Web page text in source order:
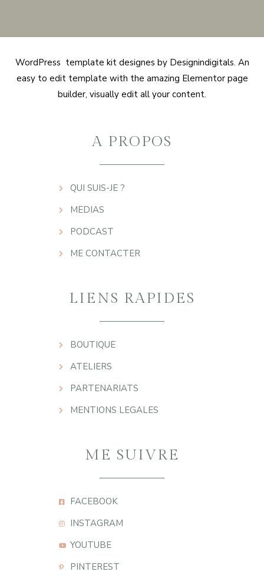
WordPress template kit designes by Designindigitals. An
easy to edit template with the amazing Elementor page
builder, visually edit all your content.
A PROPOS
QUI SUIS-JE ?
MEDIAS
PODCAST
ME CONTACTER
LIENS RAPIDES
BOUTIQUE
ATELIERS
PARTENARIATS
MENTIONS LEGALES
ME SUIVRE
FACEBOOK
INSTAGRAM
YOUTUBE
PINTEREST